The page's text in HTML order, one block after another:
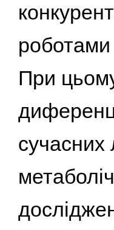
роботами
При
сучасних